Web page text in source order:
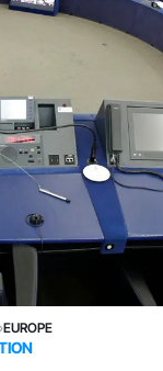
›EUROPE